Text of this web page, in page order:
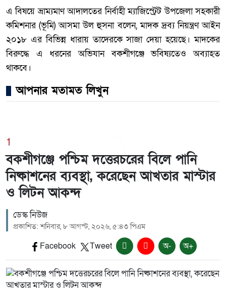
এ বিষয়ে ভ্রাম্যমাণ আদালতের নির্বাহী ম্যাজিস্ট্রেট উপজেলা সহকারী
কমিশনার (ভূমি) আসমা উল হুসনা বলেন, মাদক দ্রব্য নিয়ন্ত্রণ আইন
২০১৮ এর বিভিন্ন ধারায় তাদেরকে সাজা দেয়া হয়েছে। মাদকের
বিরুদ্ধে এ ধরনের অভিযান বকশীগঞ্জে ভবিষ্যতেও অব্যাহত
থাকবে।
আপনার মতামত লিখুন
1
বকশীগঞ্জে পশ্চিম দত্তেরচরের বিলে পানি
নিষ্কাশনের ব্যবস্থা, করেছেন আখতার মাস্টার
ও লিটন আকন্দ
ডেস্ক নিউজ
প্রকাশিত: শনিবার, ৮ আগস্ট, ২০২৬, ৫:৪৩ পিএম
Facebook Tweet অ- অ+